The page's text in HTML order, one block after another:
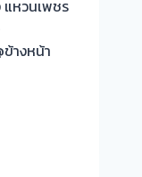
แหวนเพชร
ข้างหน้า